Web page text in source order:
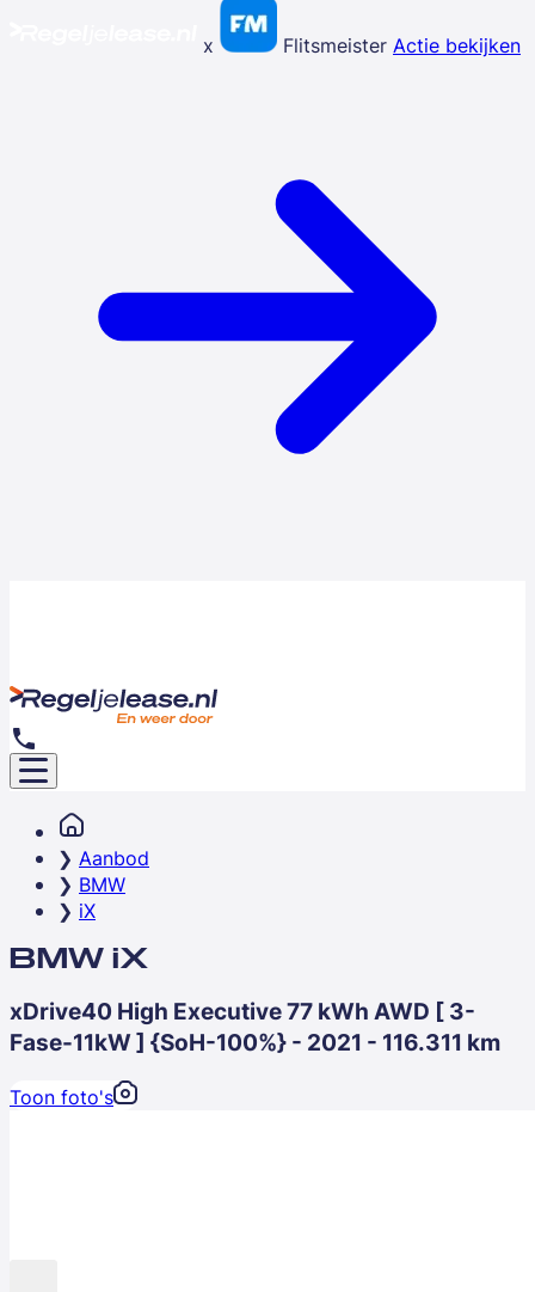
x Flitsmeister Actie bekijken
Aanbod
BMW
iX
BMW iX
xDrive40 High Executive 77 kWh AWD [ 3-
Fase-11kW ] {SoH-100%} - 2021 - 116.311 km
Toon foto's